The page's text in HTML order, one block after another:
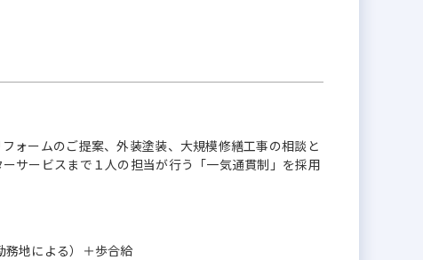
ォームのご提案、外装塗装、大規模修繕工事の相談と
サービスまで１人の担当が行う「一気通貫制」を採用
地による）＋歩合給